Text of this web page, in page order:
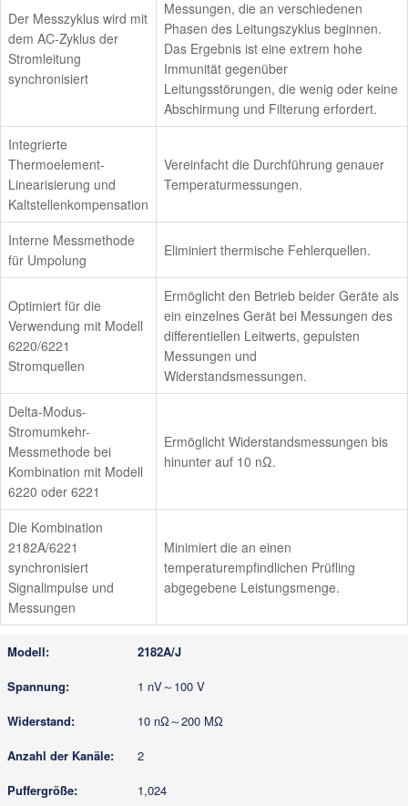
Der Messzyklus wird mit
dem AC-Zyklus der
Stromleitung
synchronisiert
Messungen, die an verschiedenen
Phasen des Leitungszyklus beginnen.
Das Ergebnis ist eine extrem hohe
Immunität gegenüber
Leitungsstörungen, die wenig oder keine
Abschirmung und Filterung erfordert.
Integrierte
Thermoelement-
Linearisierung und
Kaltstellenkompensation
Vereinfacht die Durchführung genauer
Temperaturmessungen.
Interne Messmethode
für Umpolung
Eliminiert thermische Fehlerquellen.
Optimiert für die
Verwendung mit Modell
6220/6221
Stromquellen
Ermöglicht den Betrieb beider Geräte als
ein einzelnes Gerät bei Messungen des
differentiellen Leitwerts, gepulsten
Messungen und
Widerstandsmessungen.
Delta-Modus-
Stromumkehr-
Messmethode bei
Kombination mit Modell
6220 oder 6221
Ermöglicht Widerstandsmessungen bis
hinunter auf 10 nΩ.
Die Kombination
2182A/6221
synchronisiert
Signalimpulse und
Messungen
Minimiert die an einen
temperaturempfindlichen Prüfling
abgegebene Leistungsmenge.
2182A/J
1 nV～100 V
10 nΩ～200 MΩ
2
1,024